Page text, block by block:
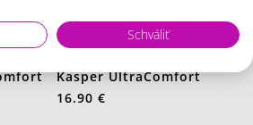
Kasper UltraComfort
16.90 €
Schváliť